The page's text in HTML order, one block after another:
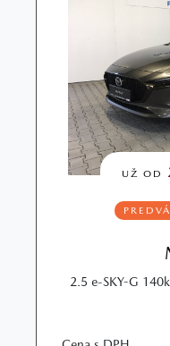
UŽ OD
2.5 e-SKY-G